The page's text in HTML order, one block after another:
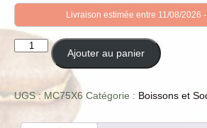
Livraison estimée entre 11/08/2026
quantité
75cl
Ajouter au panier
UGS : MC75X6 Catégorie : Boissons et